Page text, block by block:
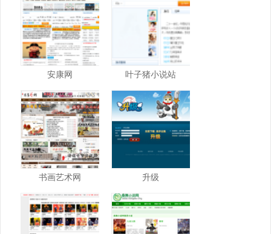
安康网 叶子猪小说站
书画艺术网 升级